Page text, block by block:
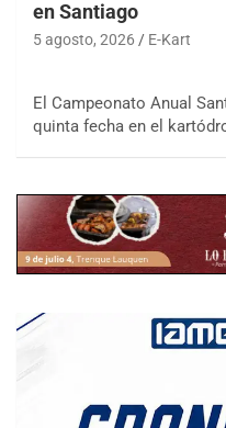
en Santiago
5 agosto, 2026 E-Kart
El Campeonato Anual
quinta fecha en el